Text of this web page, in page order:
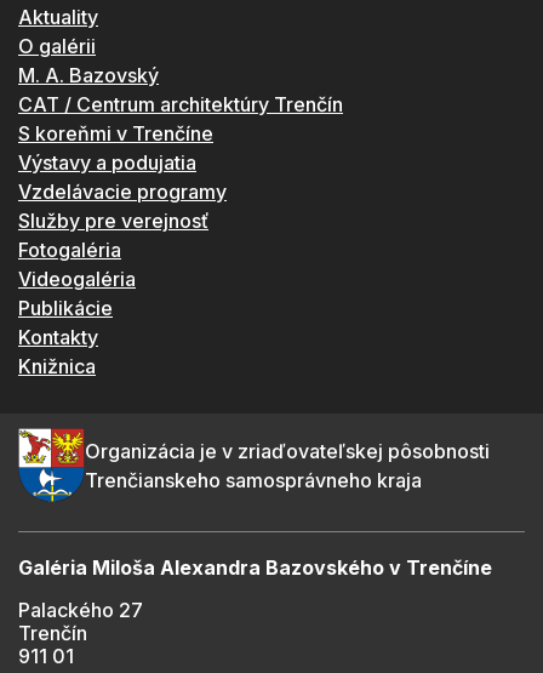
Aktuality
O galérii
M. A. Bazovský
CAT / Centrum architektúry Trenčín
S koreňmi v Trenčíne
Výstavy a podujatia
Vzdelávacie programy
Služby pre verejnosť
Fotogaléria
Videogaléria
Publikácie
Kontakty
Knižnica
Organizácia je v zriaďovateľskej pôsobnosti
Trenčianskeho samosprávneho kraja
Galéria Miloša Alexandra Bazovského v Trenčíne
Palackého 27
Trenčín
911 01